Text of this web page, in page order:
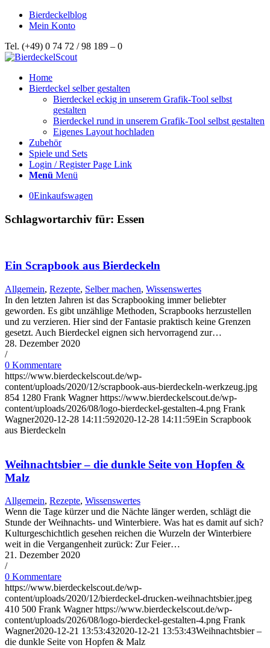
Bierdeckelblog
Mein Konto
Tel. (+49) 0 74 72 / 98 189 – 0
Home
Bierdeckel selber gestalten
Bierdeckel eckig in unserem Grafik-Tool selbst
gestalten
Bierdeckel rund in unserem Grafik-Tool selbst gestalten
Eigenes Layout hochladen
Zubehör
Spiele und Sets
Login / Register Page Link
Menü Menü
0Einkaufswagen
Schlagwortarchiv für: Essen
Ein Scrapbook aus Bierdeckeln
Allgemein, Rezepte, Selber machen, Wissenswertes
In den letzten Jahren ist das Scrapbooking immer beliebter
geworden. Es gibt unzählige Methoden, Scrapbooks herzustellen
und zu verzieren. Hier sind der Fantasie praktisch keine Grenzen
gesetzt. Auch Bierdeckel eignen sich hervorragend zur…
28. Dezember 2020
/
0 Kommentare
https://www.bierdeckelscout.de/wp-
content/uploads/2020/12/scrapbook-aus-bierdeckeln-werkzeug.jpg
854 1280 Frank Wagner https://www.bierdeckelscout.de/wp-
content/uploads/2026/08/logo-bierdeckel-gestalten-4.png Frank
Wagner2020-12-28 14:11:592020-12-28 14:11:59Ein Scrapbook
aus Bierdeckeln
Weihnachtsbier – die dunkle Seite von Hopfen &
Malz
Allgemein, Rezepte, Wissenswertes
Wenn die Tage kürzer und die Nächte länger werden, schlägt die
Stunde der Weihnachts- und Winterbiere. Was hat es damit auf sich?
Kulturgeschichtlich gesehen reichen die Wurzeln der Winterbiere
weit in die Vergangenheit zurück: Zur Feier…
21. Dezember 2020
/
0 Kommentare
https://www.bierdeckelscout.de/wp-
content/uploads/2020/12/bierdeckel-drucken-weihnachtsbier.jpeg
410 500 Frank Wagner https://www.bierdeckelscout.de/wp-
content/uploads/2026/08/logo-bierdeckel-gestalten-4.png Frank
Wagner2020-12-21 13:53:432020-12-21 13:53:43Weihnachtsbier –
die dunkle Seite von Hopfen & Malz